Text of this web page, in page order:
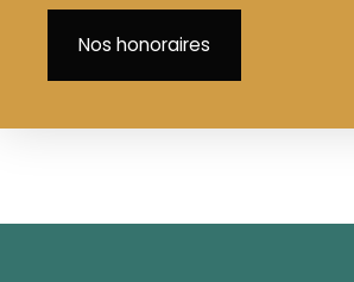
Nos honoraires